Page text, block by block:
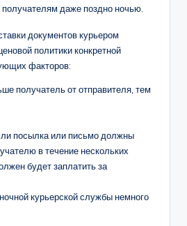
даже поздно ночью.
документов курьером
политики конкретной
факторов:
получатель от отправителя, тем
посылка или письмо должны
в течение нескольких
будет заплатить за
курьерской службы немного